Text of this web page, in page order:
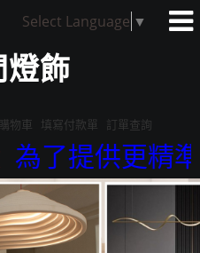
Select Language ▼
燈飾
購物車 填寫付款單 訂單查詢
了提供更精準